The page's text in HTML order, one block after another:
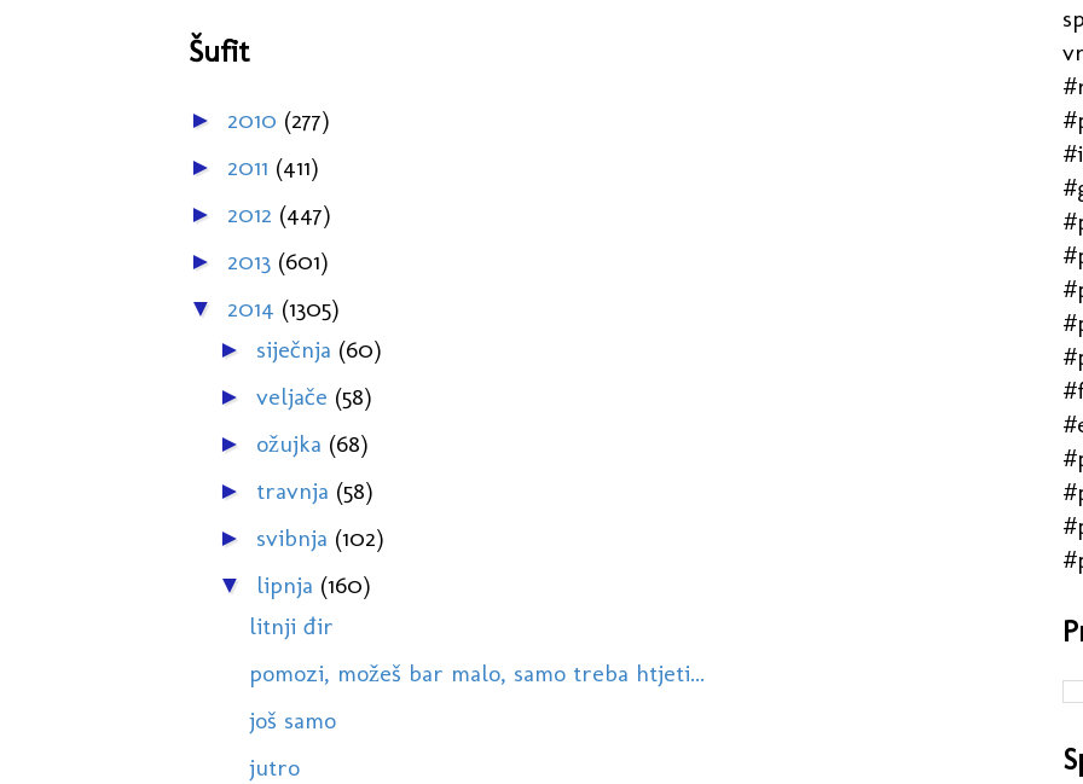
Šufit
► 2010 (277)
► 2011 (411)
► 2012 (447)
► 2013 (601)
▼ 2014 (1305)
► siječnja (60)
► veljače (58)
► ožujka (68)
► travnja (58)
► svibnja (102)
▼ lipnja (160)
litnji đir
pomozi, možeš bar malo, samo treba htjeti...
još samo
jutro